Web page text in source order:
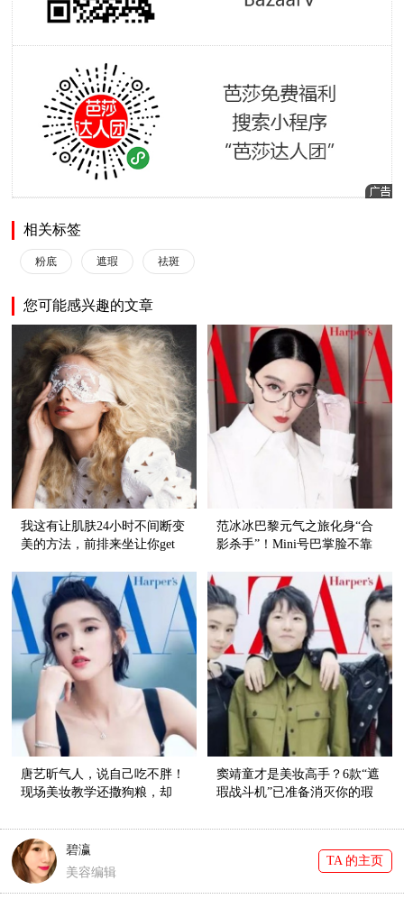
相关标签
粉底 遮瑕 祛斑
您可能感兴趣的文章
我这有让肌肤24小时不间断变
美的方法，前排来坐让你get
范冰冰巴黎元气之旅化身“合
影杀手”！Mini号巴掌脸不靠
唐艺昕气人，说自己吃不胖！
现场美妆教学还撒狗粮，却
窦靖童才是美妆高手？6款“遮
瑕战斗机”已准备消灭你的瑕
碧瀛
美容编辑
TA 的主页